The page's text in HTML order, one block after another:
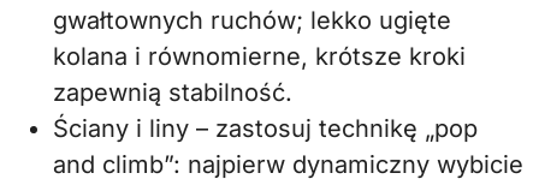
gwałtownych ruchów; lekko ugięte
kolana i równomierne, krótsze kroki
zapewnią stabilność.
Ściany i liny – zastosuj technikę „pop
and climb”: najpierw dynamiczny wybicie